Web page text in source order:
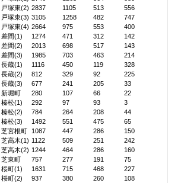
戸塚東(2) 2837 1105 513
556
戸塚東(3) 3105 1258 482
747
戸塚東(4) 2664 975 553
400
差間(1) 1274 471 312
142
差間(2) 2013 698 517
143
差間(3) 1985 703 463
214
長蔵(1) 1116 450 119
328
長蔵(2) 812 329 92
225
長蔵(3) 677 241 205
33
新堀町 280 107 66
22
榛松(1) 292 97 93
3
榛松(2) 784 264 208
44
榛松(3) 1492 551 475
65
芝宮根町 1087 447 286
150
芝高木(1) 1122 509 251
242
芝高木(2) 1244 464 286
160
芝東町 757 277 191
75
桜町(1) 1631 715 468
227
桜町(2) 937 380 260
108